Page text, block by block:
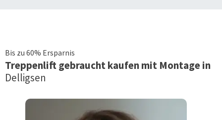
Bis zu 60% Ersparnis
Treppenliftgebraucht kaufen mit Montage in
Delligsen